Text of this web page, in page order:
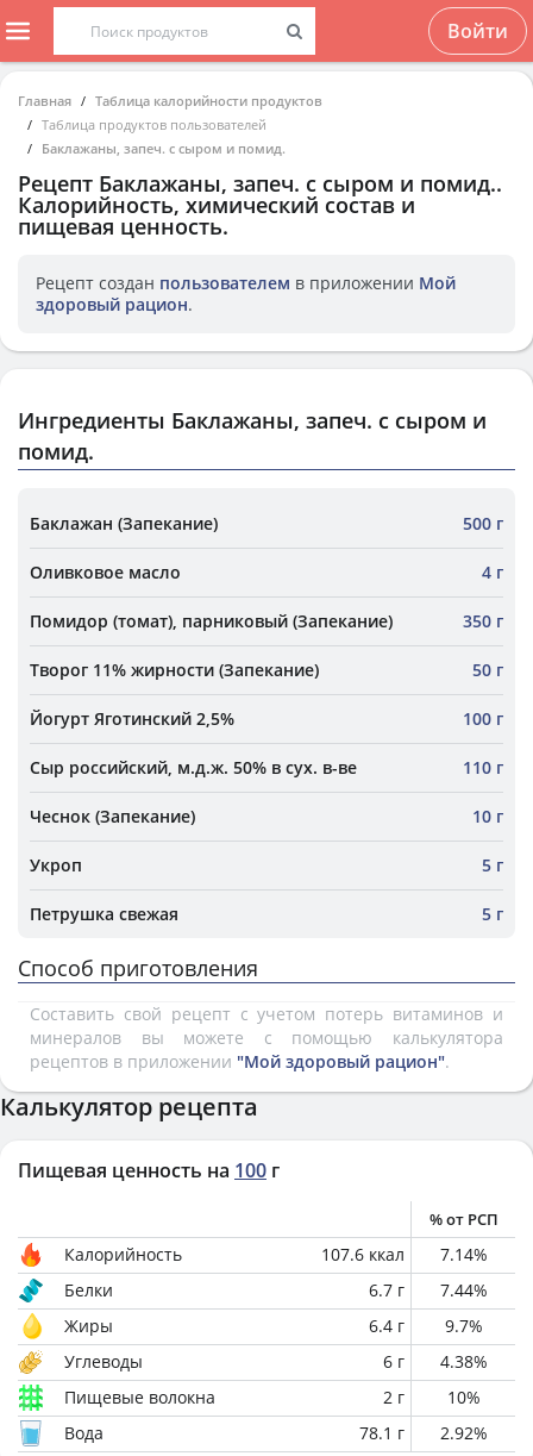
Войти
Главная
Таблица калорийности продуктов
Таблица продуктов пользователей
Баклажаны, запеч. с сыром и помид.
Рецепт Баклажаны, запеч. с сыром и помид..
Калорийность, химический состав и
пищевая ценность.
Рецепт создан пользователем в приложении Мой
здоровый рацион.
Ингредиенты Баклажаны, запеч. с сыром и
помид.
Баклажан (Запекание) 500 г
Оливковое масло 4 г
Помидор (томат), парниковый (Запекание) 350 г
Творог 11% жирности (Запекание) 50 г
Йогурт Яготинский 2,5% 100 г
Сыр российский, м.д.ж. 50% в сух. в-ве 110 г
Чеснок (Запекание) 10 г
Укроп 5 г
Петрушка свежая 5 г
Способ приготовления
Составить свой рецепт с учетом потерь витаминов и
минералов вы можете с помощью калькулятора
рецептов в приложении "Мой здоровый рацион".
Калькулятор рецепта
Пищевая ценность на 100 г
% от РСП
Калорийность 107.6 ккал 7.14%
Белки
6.7 г 7.44%
Жиры
6.4 г 9.7%
Углеводы
6 г 4.38%
Пищевые волокна
2 г 10%
Вода
78.1 г 2.92%